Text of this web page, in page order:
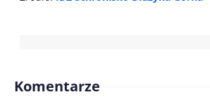
Komentarze